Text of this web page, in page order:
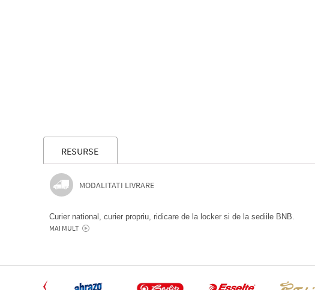
RESURSE
MODALITATI LIVRARE
Curier national, curier propriu, ridicare de la locker si de la sediile BNB.
MAI MULT